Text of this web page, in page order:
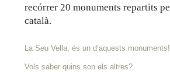
recórrer 20 monuments repartits
català.
La Seu Vella, és un d’aquests monuments!
Vols saber quins son els altres?